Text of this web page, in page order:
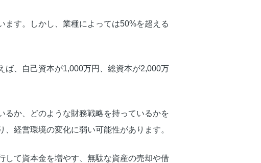
す。しかし、業種によっては50%を超える
ば、自己資本が1,000万円、総資本が2,000万
るか、どのような財務戦略を持っているかを
経営環境の変化に弱い可能性があります。
して資本金を増やす、無駄な資産の売却や借